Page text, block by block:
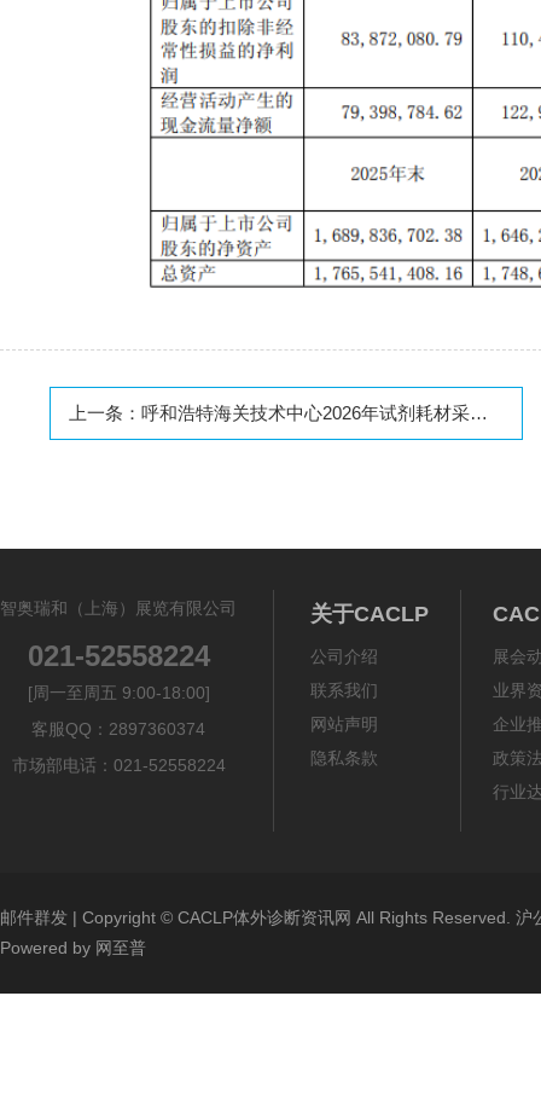
上一条： 呼和浩特海关技术中心2026年试剂耗材采购项目公开招标公告
智奥瑞和（上海）展览有限公司
021-52558224
[周一至周五 9:00-18:00]
客服QQ：2897360374
市场部电话：021-52558224
关于CACLP
公司介绍
联系我们
网站声明
隐私条款
展会
业界
企业
政策
行业
邮件群发 | Copyright © CACLP体外诊断资讯网 All Rights Reserved. 沪
Powered by 网至普